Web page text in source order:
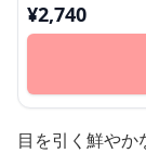
¥2,740
目を引く鮮やか